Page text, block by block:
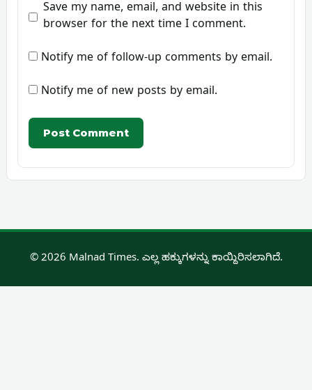
Save my name, email, and website in this
browser for the next time I comment.
Notify me of follow-up comments by email.
Notify me of new posts by email.
© 2026 Malnad Times. ಎಲ್ಲ ಹಕ್ಕುಗಳನ್ನು ಕಾಯ್ದಿರಿಸಲಾಗಿದೆ.